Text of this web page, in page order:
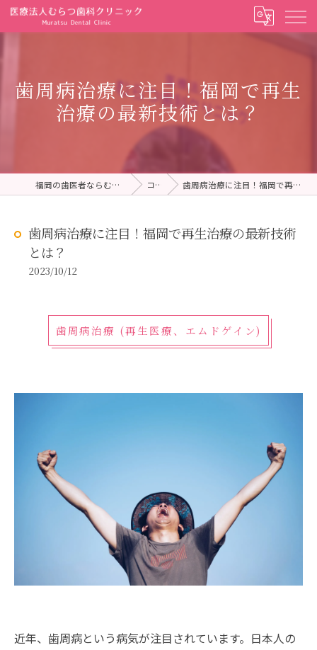
歯周病治療に注目！福岡で再生
治療の最新技術とは？
福岡の歯医者ならむらつ歯科クリニック コラム 歯周病治療に注目！福岡で再生治療の最新技術とは？
歯周病治療に注目！福岡で再生治療の最新技術
とは？
2023/10/12
歯周病治療 (再生医療、エムドゲイン)
近年、歯周病という病気が注目されています。日本人の